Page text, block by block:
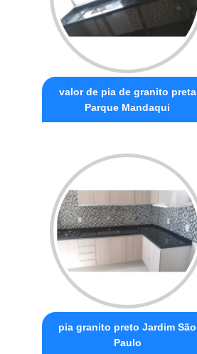
valor de pia de granito preta
Parque Mandaqui
pia granito preto Jardim São
Paulo